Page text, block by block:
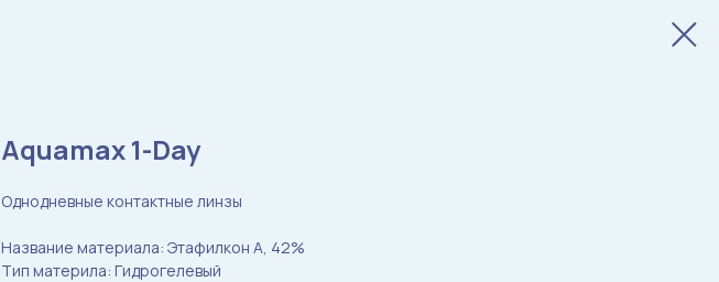
Aquamax 1-Day
Однодневные контактные линзы
Название материала: Этафилкон А, 42%
Тип материла: Гидрогелевый